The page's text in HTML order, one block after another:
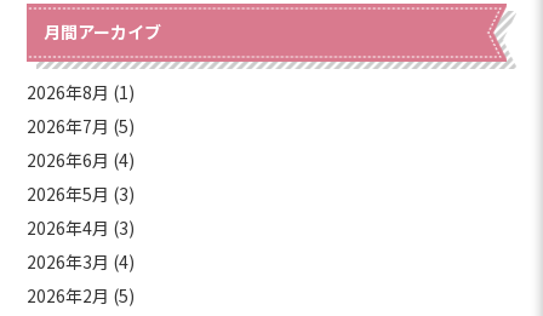
月間アーカイブ
2026年8月 (1)
2026年7月 (5)
2026年6月 (4)
2026年5月 (3)
2026年4月 (3)
2026年3月 (4)
2026年2月 (5)